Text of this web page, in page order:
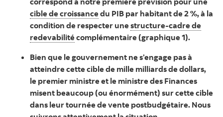
cible de croissance du PIB par habitant de 2 %, à la
condition de respecter une structure-cadre de
redevabilité complémentaire (graphique 1).
Bien que le gouvernement ne s’engage pas à
atteindre cette cible de mille milliards de dollars,
le premier ministre et le ministre des Finances
misent beaucoup (ou énormément) sur cette cible
dans leur tournée de vente postbudgétaire. Nous